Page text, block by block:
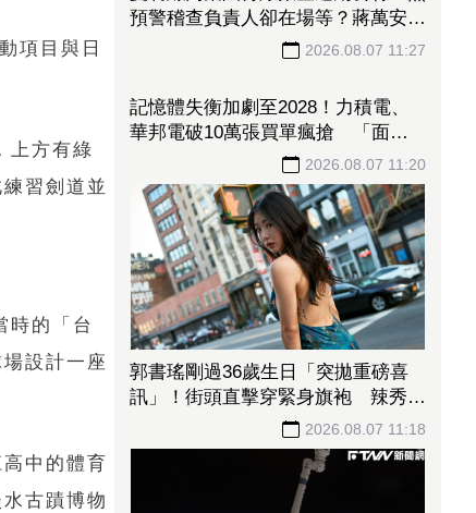
項目與日
上方有綠
習劍道並
時的「台
設計一座
中的體育
古蹟博物
夏莉絲同集團再爆餵童過期食材 無
預警稽查負責人卻在場等？蔣萬安回
應了
2026.08.07 11:27
記憶體失衡加劇至2028！力積電、
華邦電破10萬張買單瘋搶 「面板
指標廠」甜甜價出現暫居成交王
2026.08.07 11:20